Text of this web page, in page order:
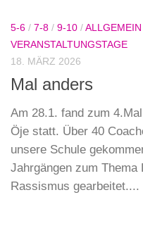
5-6 / 7-8 / 9-10 /ALLGEMEIN
VERANSTALTUNGSTAGE
18. MÄRZ 2026
Mal anders
Am 28.1. fand zum
Öje statt. Über 40
unsere Schule
Jahrgängen zum
Rassismus gearbeitet....